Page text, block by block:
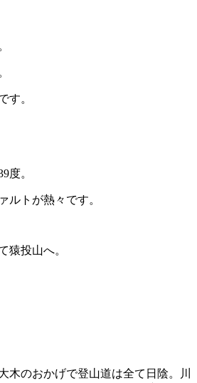
す。
度。
ルトが熱々です。
猿投山へ。
木のおかげで登山道は全て日陰。川